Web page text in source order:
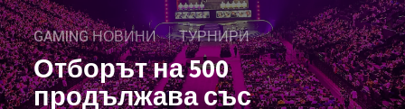
GAMING НОВИНИ ТУРНИРИ
Отборът на 500
продължава със